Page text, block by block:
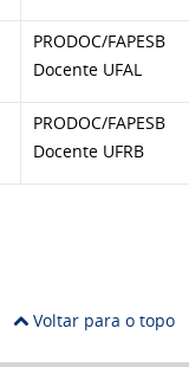
PRODOC/FAPESB
Docente UFAL
PRODOC/FAPESB
Docente UFRB
Voltar para o topo